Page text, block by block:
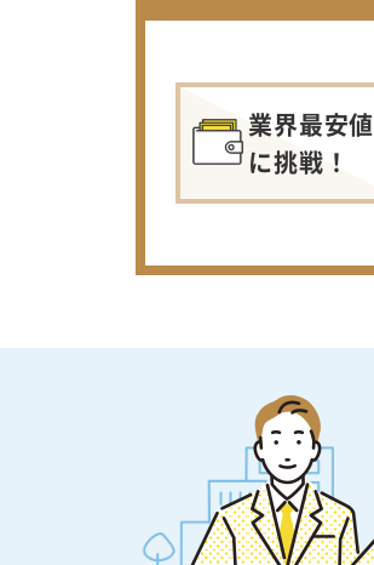
業界最安値
に挑戦！